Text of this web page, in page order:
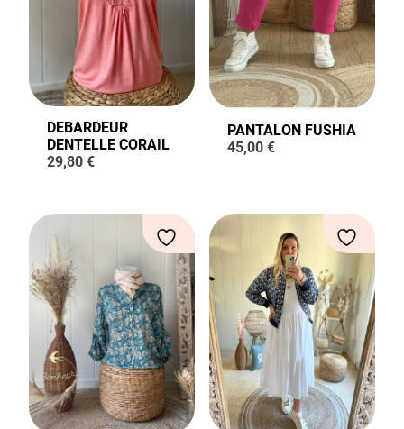
DEBARDEUR
DENTELLE CORAIL
29,80 €
PANTALON FUSHIA
45,00 €